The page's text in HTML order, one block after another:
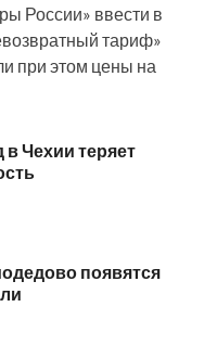
России» ввести в
тариф»
при этом цены на
Чехии теряет
появятся